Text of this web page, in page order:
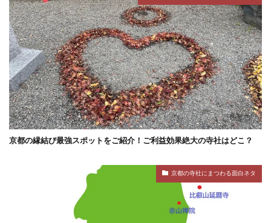
京都の縁結び最強スポットをご紹介！ご利益効果絶大の寺社はどこ？
京都の寺社にまつわる面白ネタ